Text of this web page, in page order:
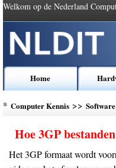
Welkom op de Nederland
Home
* Computer Kennis >> Software
Hoe 3GP
Het 3GP formaat wordt